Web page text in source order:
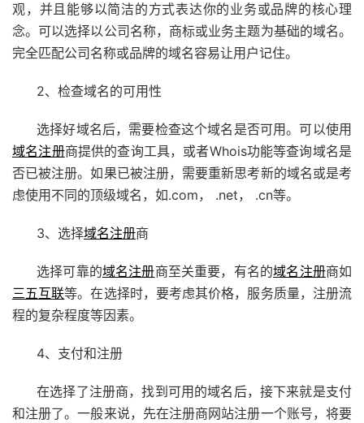
观，并且能够以简洁的方式表达你的业务或品牌的核心理
念。可以选择以公司名称，商标或业务主题为基础的域名。
完全匹配公司名称或品牌的域名容易让用户记住。
2、检查域名的可用性
选择好域名后，需要检查这个域名是否可用。可以使用
域名注册商提供的查询工具，或者Whois功能等查询域名是
否已被注册。如果已被注册，需要重新思考新的域名或是考
虑使用不同的顶级域名，如.com， .net， .cn等。
3、选择域名注册商
选择可靠的域名注册商至关重要，有名的域名注册商如
三五互联等。在选择时，要考虑其价格，服务质量，注册流
程的复杂程度等因素。
4、支付和注册
在选择了注册商，找到可用的域名后，接下来就是支付
和注册了。一般来说，先在注册商网站注册一个账号，将要